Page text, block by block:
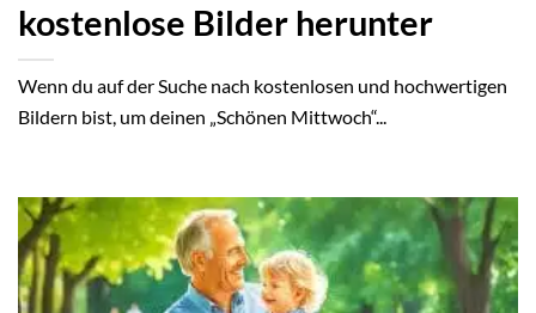
kostenlose Bilder herunter
Wenn du auf der Suche nach kostenlosen und hochwertigen
Bildern bist, um deinen „Schönen Mittwoch“...